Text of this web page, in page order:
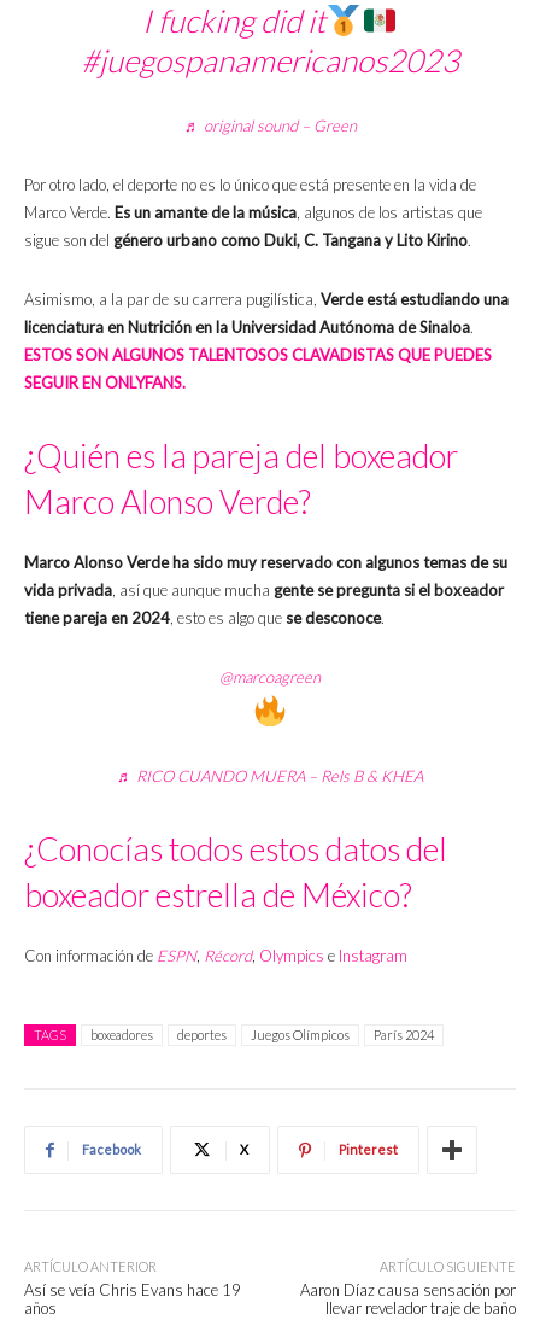
I fucking did it
#juegospanamericanos2023
♬ original sound – Green
Por otro lado, el deporte no es lo único que está presente en la vida de
Marco Verde. Es un amante de la música, algunos de los artistas que
sigue son del género urbano como Duki, C. Tangana y Lito Kirino.
Asimismo, a la par de su carrera pugilística, Verde está estudiando una
licenciatura en Nutrición en la Universidad Autónoma de Sinaloa.
ESTOS SON ALGUNOS TALENTOSOS CLAVADISTAS QUE PUEDES
SEGUIR EN ONLYFANS.
¿Quién es la pareja del boxeador
Marco Alonso Verde?
Marco Alonso Verde ha sido muy reservado con algunos temas de su
vida privada, así que aunque mucha gente se pregunta si el boxeador
tiene pareja en 2024, esto es algo que se desconoce.
@marcoagreen
♬ RICO CUANDO MUERA – Rels B & KHEA
¿Conocías todos estos datos del
boxeador estrella de México?
Con información de ESPN, Récord, Olympics e Instagram
TAGS boxeadores deportes Juegos Olímpicos París 2024
Facebook X Pinterest
ARTÍCULO ANTERIOR
Así se veía Chris Evans hace 19
años
ARTÍCULO SIGUIENTE
Aaron Díaz causa sensación por
llevar revelador traje de baño